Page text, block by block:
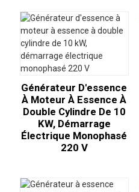
Générateur D'essence
À Moteur À Essence À
Double Cylindre De 10
KW, Démarrage
Électrique Monophasé
220 V